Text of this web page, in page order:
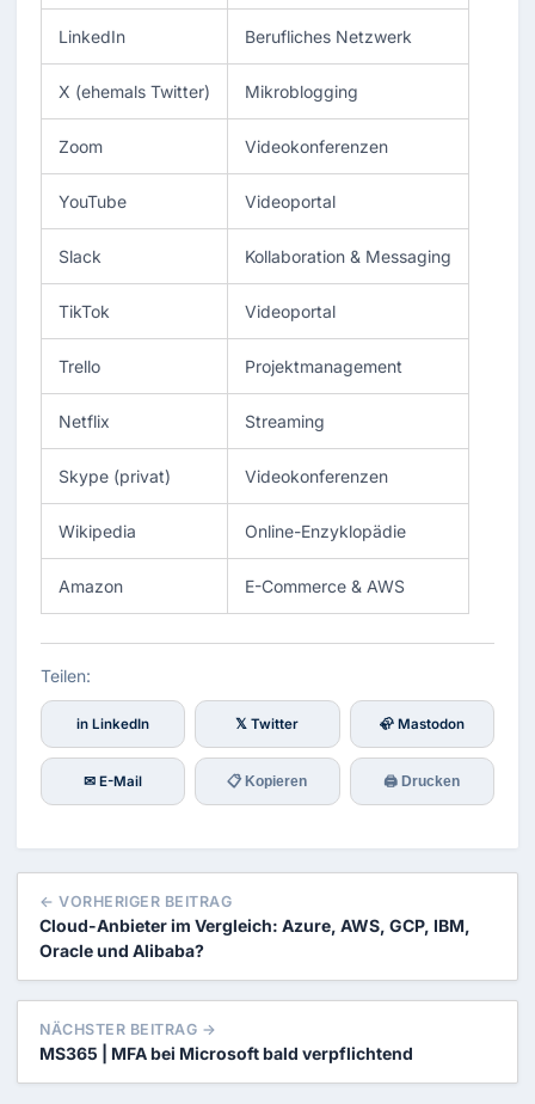
LinkedIn Berufliches Netzwerk
X (ehemals Twitter) Mikroblogging
Zoom Videokonferenzen
YouTube Videoportal
Slack Kollaboration & Messaging
TikTok Videoportal
Trello Projektmanagement
Netflix Streaming
Skype (privat) Videokonferenzen
Wikipedia Online-Enzyklopädie
Amazon E-Commerce & AWS
Teilen:
in LinkedIn 𝕏 Twitter 🦣 Mastodon
✉ E-Mail 📋 Kopieren 🖨 Drucken
← VORHERIGER BEITRAG
Cloud-Anbieter im Vergleich: Azure, AWS, GCP, IBM,
Oracle und Alibaba?
NÄCHSTER BEITRAG →
MS365 | MFA bei Microsoft bald verpflichtend